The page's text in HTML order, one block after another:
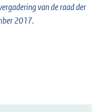
van de raad der
2017.